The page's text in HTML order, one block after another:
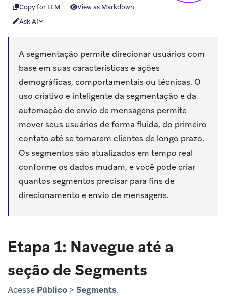
Copy for LLM
View as Markdown
Ask AI
A segmentação permite direcionar usuários com
base em suas características e ações
demográficas, comportamentais ou técnicas. O
uso criativo e inteligente da segmentação e da
automação de envio de mensagens permite
mover seus usuários de forma fluida, do primeiro
contato até se tornarem clientes de longo prazo.
Os segmentos são atualizados em tempo real
conforme os dados mudam, e você pode criar
quantos segmentos precisar para fins de
direcionamento e envio de mensagens.
Etapa 1: Navegue até a
seção de Segments
Acesse Público > Segments.